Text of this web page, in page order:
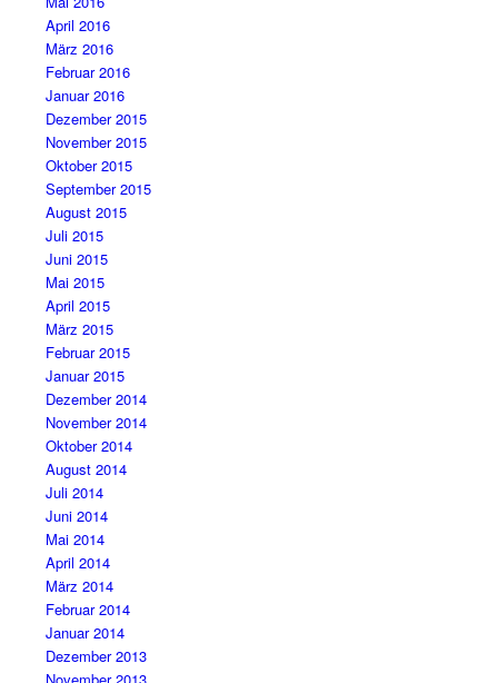
April 2016
März 2016
Februar 2016
Januar 2016
Dezember 2015
November 2015
Oktober 2015
September 2015
August 2015
Juli 2015
Juni 2015
Mai 2015
April 2015
März 2015
Februar 2015
Januar 2015
Dezember 2014
November 2014
Oktober 2014
August 2014
Juli 2014
Juni 2014
Mai 2014
April 2014
März 2014
Februar 2014
Januar 2014
Dezember 2013